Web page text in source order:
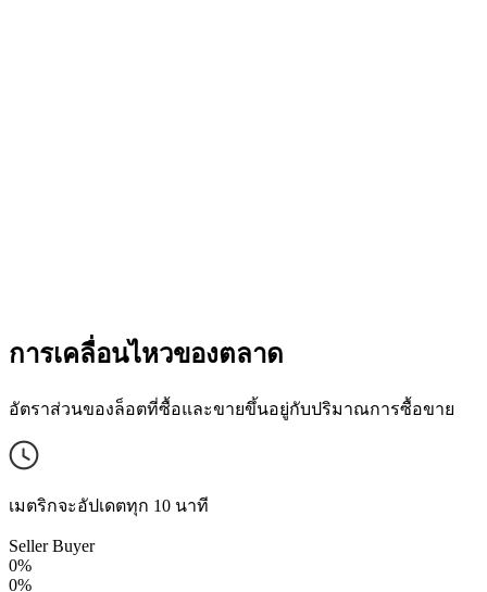
การเคลื่อนไหวของตลาด
อัตราส่วนของล็อตที่ซื้อและขายขึ้นอยู่กับปริมาณการซื้อขาย
เมตริกจะอัปเดตทุก 10 นาที
Seller Buyer
0%
0%